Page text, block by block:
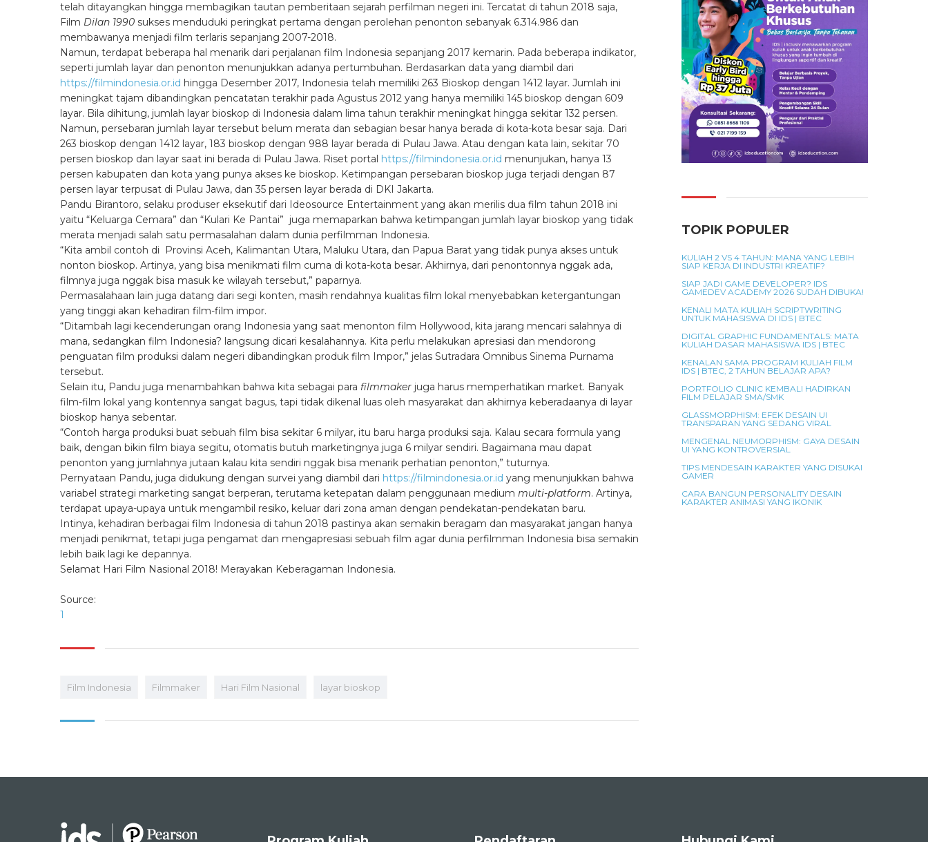
telah ditayangkan hingga membagikan tautan pemberitaan sejarah perfilman negeri ini. Tercatat di tahun 2018 saja,
Film Dilan 1990 sukses menduduki peringkat pertama dengan perolehan penonton sebanyak 6.314.986 dan
membawanya menjadi film terlaris sepanjang 2007-2018.
Namun, terdapat beberapa hal menarik dari perjalanan film Indonesia sepanjang 2017 kemarin. Pada beberapa indikator,
seperti jumlah layar dan penonton menunjukkan adanya pertumbuhan. Berdasarkan data yang diambil dari
https://filmindonesia.or.id hingga Desember 2017, Indonesia telah memiliki 263 Bioskop dengan 1412 layar. Jumlah ini
meningkat tajam dibandingkan pencatatan terakhir pada Agustus 2012 yang hanya memiliki 145 bioskop dengan 609
layar. Bila dihitung, jumlah layar bioskop di Indonesia dalam lima tahun terakhir meningkat hingga sekitar 132 persen.
Namun, persebaran jumlah layar tersebut belum merata dan sebagian besar hanya berada di kota-kota besar saja. Dari
263 bioskop dengan 1412 layar, 183 bioskop dengan 988 layar berada di Pulau Jawa. Atau dengan kata lain, sekitar 70
persen bioskop dan layar saat ini berada di Pulau Jawa. Riset portal https://filmindonesia.or.id menunjukan, hanya 13
persen kabupaten dan kota yang punya akses ke bioskop. Ketimpangan persebaran bioskop juga terjadi dengan 87
persen layar terpusat di Pulau Jawa, dan 35 persen layar berada di DKI Jakarta.
Pandu Birantoro, selaku produser eksekutif dari Ideosource Entertainment yang akan merilis dua film tahun 2018 ini
yaitu “Keluarga Cemara” dan “Kulari Ke Pantai” juga memaparkan bahwa ketimpangan jumlah layar bioskop yang tidak
merata menjadi salah satu permasalahan dalam dunia perfilmman Indonesia.
“Kita ambil contoh di Provinsi Aceh, Kalimantan Utara, Maluku Utara, dan Papua Barat yang tidak punya akses untuk
nonton bioskop. Artinya, yang bisa menikmati film cuma di kota-kota besar. Akhirnya, dari penontonnya nggak ada,
filmnya juga nggak bisa masuk ke wilayah tersebut,” paparnya.
Permasalahaan lain juga datang dari segi konten, masih rendahnya kualitas film lokal menyebabkan ketergantungan
yang tinggi akan kehadiran film-film impor.
“Ditambah lagi kecenderungan orang Indonesia yang saat menonton film Hollywood, kita jarang mencari salahnya di
mana, sedangkan film Indonesia? langsung dicari kesalahannya. Kita perlu melakukan apresiasi dan mendorong
penguatan film produksi dalam negeri dibandingkan produk film Impor,” jelas Sutradara Omnibus Sinema Purnama
tersebut.
Selain itu, Pandu juga menambahkan bahwa kita sebagai para filmmaker juga harus memperhatikan market. Banyak
film-film lokal yang kontennya sangat bagus, tapi tidak dikenal luas oleh masyarakat dan akhirnya keberadaanya di layar
bioskop hanya sebentar.
“Contoh harga produksi buat sebuah film bisa sekitar 6 milyar, itu baru harga produksi saja. Kalau secara formula yang
baik, dengan bikin film biaya segitu, otomatis butuh marketingnya juga 6 milyar sendiri. Bagaimana mau dapat
penonton yang jumlahnya jutaan kalau kita sendiri nggak bisa menarik perhatian penonton,” tuturnya.
Pernyataan Pandu, juga didukung dengan survei yang diambil dari https://filmindonesia.or.id yang menunjukkan bahwa
variabel strategi marketing sangat berperan, terutama ketepatan dalam penggunaan medium multi-platform. Artinya,
terdapat upaya-upaya untuk mengambil resiko, keluar dari zona aman dengan pendekatan-pendekatan baru.
Intinya, kehadiran berbagai film Indonesia di tahun 2018 pastinya akan semakin beragam dan masyarakat jangan hanya
menjadi penikmat, tetapi juga pengamat dan mengapresiasi sebuah film agar dunia perfilmman Indonesia bisa semakin
lebih baik lagi ke depannya.
Selamat Hari Film Nasional 2018! Merayakan Keberagaman Indonesia.
Source:
1
Film Indonesia Filmmaker Hari Film Nasional layar bioskop
TOPIK POPULER
KULIAH 2 VS 4 TAHUN: MANA YANG LEBIH
SIAP KERJA DI INDUSTRI KREATIF?
SIAP JADI GAME DEVELOPER? IDS
GAMEDEV ACADEMY 2026 SUDAH DIBUKA!
KENALI MATA KULIAH SCRIPTWRITING
UNTUK MAHASISWA DI IDS | BTEC
DIGITAL GRAPHIC FUNDAMENTALS: MATA
KULIAH DASAR MAHASISWA IDS | BTEC
KENALAN SAMA PROGRAM KULIAH FILM
IDS | BTEC, 2 TAHUN BELAJAR APA?
PORTFOLIO CLINIC KEMBALI HADIRKAN
FILM PELAJAR SMA/SMK
GLASSMORPHISM: EFEK DESAIN UI
TRANSPARAN YANG SEDANG VIRAL
MENGENAL NEUMORPHISM: GAYA DESAIN
UI YANG KONTROVERSIAL
TIPS MENDESAIN KARAKTER YANG DISUKAI
GAMER
CARA BANGUN PERSONALITY DESAIN
KARAKTER ANIMASI YANG IKONIK